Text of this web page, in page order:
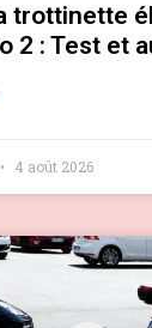
trottinette
2 : Test et
4 août 2026